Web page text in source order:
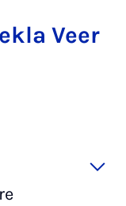
Veer